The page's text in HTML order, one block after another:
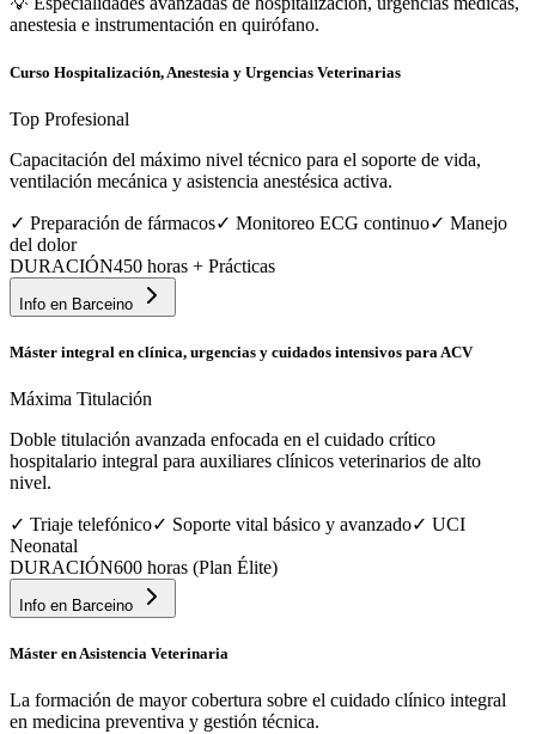
anestesia e instrumentación en quirófano.
Curso Hospitalización, Anestesia y Urgencias Veterinarias
Top Profesional
Capacitación del máximo nivel técnico para el soporte de vida,
ventilación mecánica y asistencia anestésica activa.
✓ Preparación de fármacos✓ Monitoreo ECG continuo✓ Manejo
del dolor
DURACIÓN450 horas + Prácticas
Info en Barceino
Máster integral en clínica, urgencias y cuidados intensivos para ACV
Máxima Titulación
Doble titulación avanzada enfocada en el cuidado crítico
hospitalario integral para auxiliares clínicos veterinarios de alto
nivel.
✓ Triaje telefónico✓ Soporte vital básico y avanzado✓ UCI
Neonatal
DURACIÓN600 horas (Plan Élite)
Info en Barceino
Máster en Asistencia Veterinaria
La formación de mayor cobertura sobre el cuidado clínico integral
en medicina preventiva y gestión técnica.